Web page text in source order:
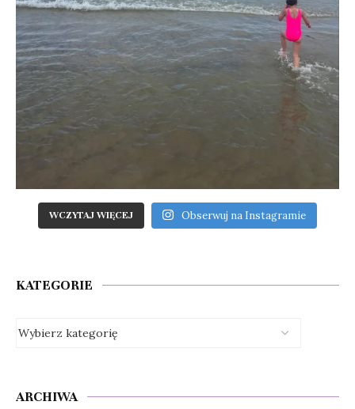
WCZYTAJ WIĘCEJ Obserwuj na Instagramie
KATEGORIE
ARCHIWA